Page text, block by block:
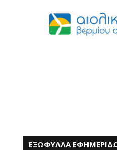
ΕΞΩΦΥΛΛΑ